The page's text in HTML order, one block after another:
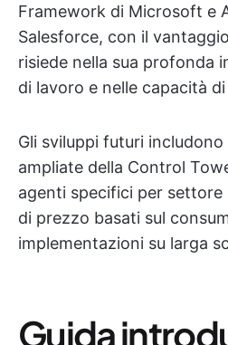
Framework di Microsoft e
Salesforce, con il
risiede nella sua profonda
di lavoro e nelle capacità
Gli sviluppi futuri
ampliate della Control
agenti specifici per settore
di prezzo basati sul
implementazioni su larga
Guida